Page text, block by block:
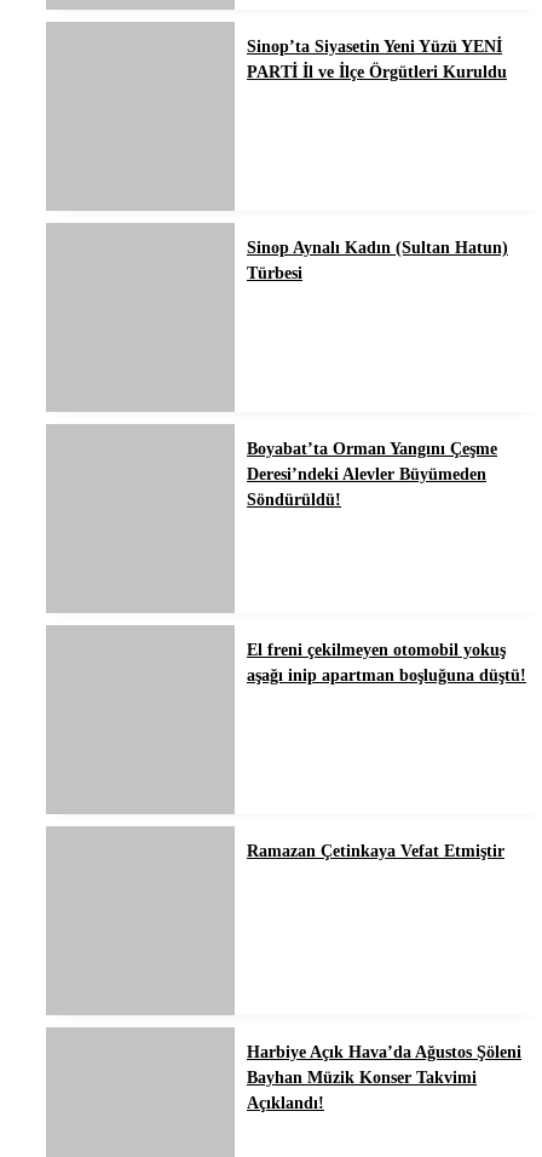
Sinop’ta Siyasetin Yeni Yüzü YENİ
PARTİ İl ve İlçe Örgütleri Kuruldu
Sinop Aynalı Kadın (Sultan Hatun)
Türbesi
Boyabat’ta Orman Yangını Çeşme
Deresi’ndeki Alevler Büyümeden
Söndürüldü!
El freni çekilmeyen otomobil yokuş
aşağı inip apartman boşluğuna düştü!
Ramazan Çetinkaya Vefat Etmiştir
Harbiye Açık Hava’da Ağustos Şöleni
Bayhan Müzik Konser Takvimi
Açıklandı!